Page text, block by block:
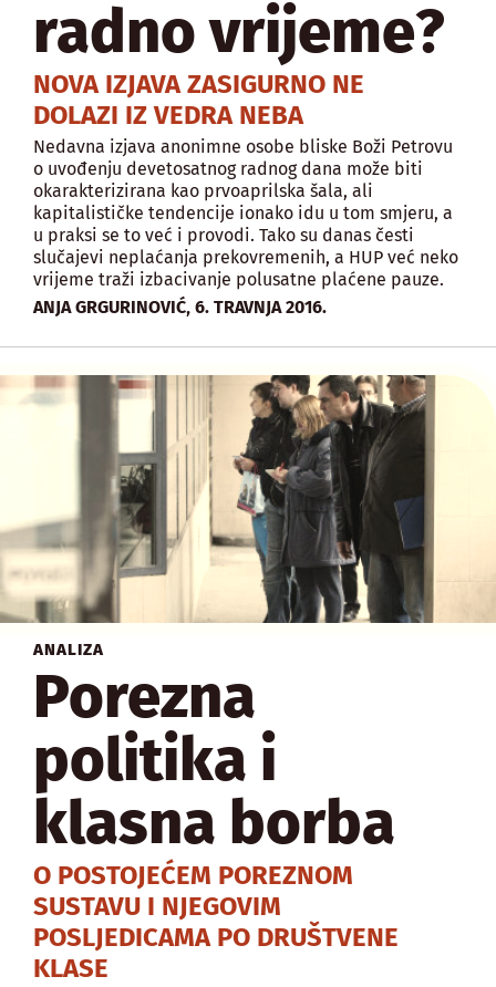
radno vrijeme?
NOVA IZJAVA ZASIGURNO NE
DOLAZI IZ VEDRA NEBA
Nedavna izjava anonimne osobe bliske Boži Petrovu
o uvođenju devetosatnog radnog dana može biti
okarakterizirana kao prvoaprilska šala, ali
kapitalističke tendencije ionako idu u tom smjeru, a
u praksi se to već i provodi. Tako su danas česti
slučajevi neplaćanja prekovremenih, a HUP već neko
vrijeme traži izbacivanje polusatne plaćene pauze.
ANJA GRGURINOVIĆ, 6. TRAVNJA 2016.
ANALIZA
Porezna
politika i
klasna borba
O POSTOJEĆEM POREZNOM
SUSTAVU I NJEGOVIM
POSLJEDICAMA PO DRUŠTVENE
KLASE